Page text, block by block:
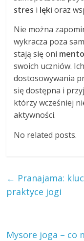
stres i lęki oraz
Nie można
wykracza poza
stają się oni
swoich uczniów.
dostosowywania
się dostępna i
którzy wcześniej
aktywności.
No related posts.
← Pranajama:
praktyce jogi
Mysore joga – co